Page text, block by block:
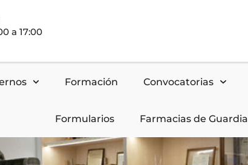
a 17:00
Formación Convocatorias
Formularios Farmacias de Guardia